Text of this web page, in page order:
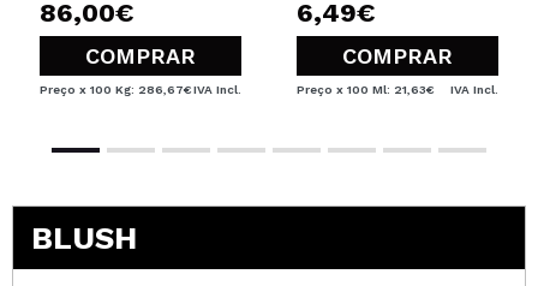
86,00€
COMPRAR
Preço x 100 Kg: 286,67€IVA Incl.
6,49€
COMPRAR
Preço x 100 Ml: 21,63€ IVA Incl.
BLUSH